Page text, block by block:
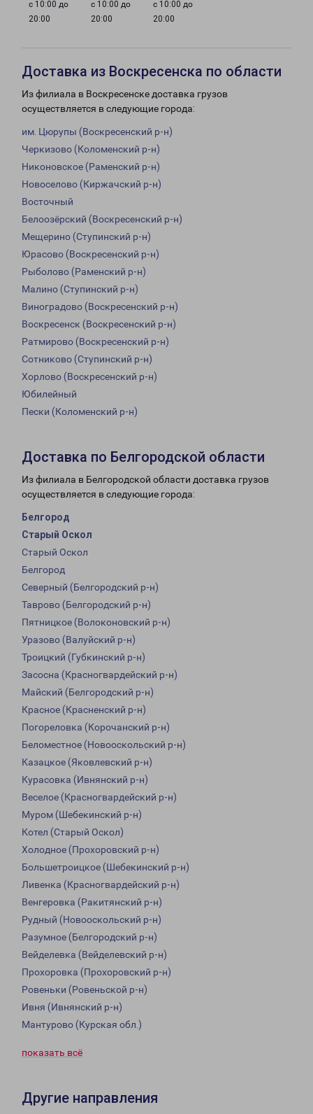
с 10:00 до
20:00
с 10:00 до
20:00
с 10:00 до
20:00
Доставка из Воскресенска по области
Из филиала в Воскресенске доставка грузов
осуществляется в следующие города:
им. Цюрупы (Воскресенский р-н)
Черкизово (Коломенский р-н)
Никоновское (Раменский р-н)
Новоселово (Киржачский р-н)
Восточный
Белоозёрский (Воскресенский р-н)
Мещерино (Ступинский р-н)
Юрасово (Воскресенский р-н)
Рыболово (Раменский р-н)
Малино (Ступинский р-н)
Виноградово (Воскресенский р-н)
Воскресенск (Воскресенский р-н)
Ратмирово (Воскресенский р-н)
Сотниково (Ступинский р-н)
Хорлово (Воскресенский р-н)
Юбилейный
Пески (Коломенский р-н)
Доставка по Белгородской области
Из филиала в Белгородской области доставка грузов
осуществляется в следующие города:
Белгород
Старый Оскол
Старый Оскол
Белгород
Северный (Белгородский р-н)
Таврово (Белгородский р-н)
Пятницкое (Волоконовский р-н)
Уразово (Валуйский р-н)
Троицкий (Губкинский р-н)
Засосна (Красногвардейский р-н)
Майский (Белгородский р-н)
Красное (Красненский р-н)
Погореловка (Корочанский р-н)
Беломестное (Новооскольский р-н)
Казацкое (Яковлевский р-н)
Курасовка (Ивнянский р-н)
Веселое (Красногвардейский р-н)
Муром (Шебекинский р-н)
Котел (Старый Оскол)
Холодное (Прохоровский р-н)
Большетроицкое (Шебекинский р-н)
Ливенка (Красногвардейский р-н)
Венгеровка (Ракитянский р-н)
Рудный (Новооскольский р-н)
Разумное (Белгородский р-н)
Вейделевка (Вейделевский р-н)
Прохоровка (Прохоровский р-н)
Ровеньки (Ровеньской р-н)
Ивня (Ивнянский р-н)
Мантурово (Курская обл.)
показать всё
Другие направления